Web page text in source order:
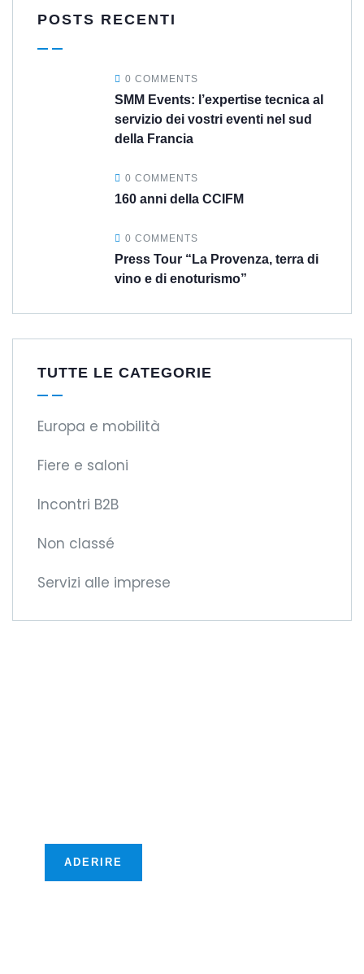
POSTS RECENTI
0 COMMENTS
SMM Events: l’expertise tecnica al
servizio dei vostri eventi nel sud
della Francia
0 COMMENTS
160 anni della CCIFM
0 COMMENTS
Press Tour “La Provenza, terra di
vino e di enoturismo”
TUTTE LE CATEGORIE
Europa e mobilità
Fiere e saloni
Incontri B2B
Non classé
Servizi alle imprese
ADERIRE